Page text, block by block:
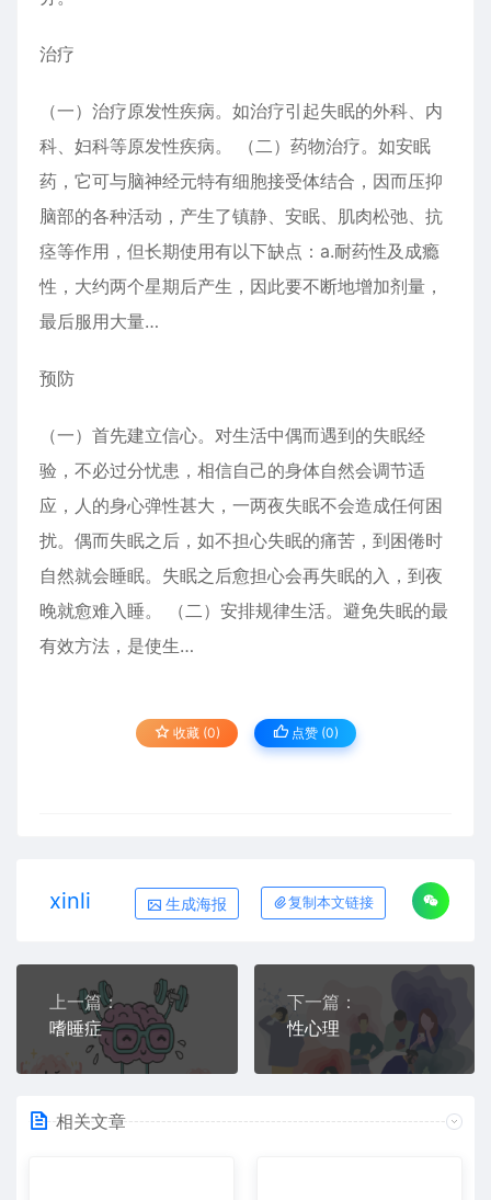
治疗
（一）治疗原发性疾病。如治疗引起失眠的外科、内
科、妇科等原发性疾病。 （二）药物治疗。如安眠
药，它可与脑神经元特有细胞接受体结合，因而压抑
脑部的各种活动，产生了镇静、安眠、肌肉松弛、抗
痉等作用，但长期使用有以下缺点：a.耐药性及成瘾
性，大约两个星期后产生，因此要不断地增加剂量，
最后服用大量…
预防
（一）首先建立信心。对生活中偶而遇到的失眠经
验，不必过分忧患，相信自己的身体自然会调节适
应，人的身心弹性甚大，一两夜失眠不会造成任何困
扰。偶而失眠之后，如不担心失眠的痛苦，到困倦时
自然就会睡眠。失眠之后愈担心会再失眠的入，到夜
晚就愈难入睡。 （二）安排规律生活。避免失眠的最
有效方法，是使生…
收藏 (0) 点赞 (0)
xinli 生成海报 复制本文链接
上一篇：
嗜睡症
下一篇：
性心理
相关文章